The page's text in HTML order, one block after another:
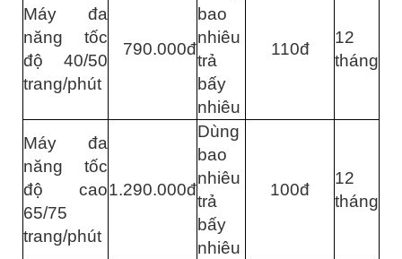
Máy đa
năng tốc
độ 40/50
trang/phút
790.000đ
bao
nhiêu
trả
bấy
nhiêu
110đ
12
tháng
Máy đa
năng tốc
độ cao
65/75
trang/phút
1.290.000đ
Dùng
bao
nhiêu
trả
bấy
nhiêu
100đ
12
tháng